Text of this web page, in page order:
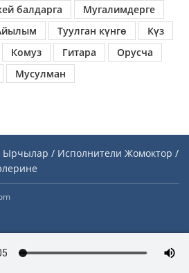
балдарга
Мугалимдерге
Туулган күнгө
Күз
Комуз Гитара
Орусча
Мусулман
Ырчылар / Исполнители Жомоктор /